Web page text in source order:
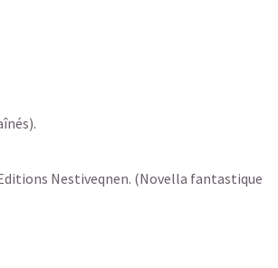
Nestiveqnen. (Novella fantastique